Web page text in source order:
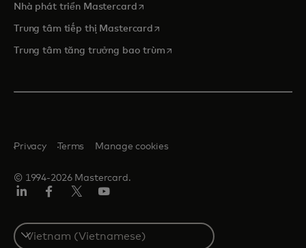
Nhà phát triển Mastercardopens in a new tab
Trung tâm tiếp thị Mastercardopens in a new tab
Trung tâm tăng trưởng bao trùmopens in a new tab
© 1994-2026 Mastercard.
Privacy Terms Manage cookies
Select
a